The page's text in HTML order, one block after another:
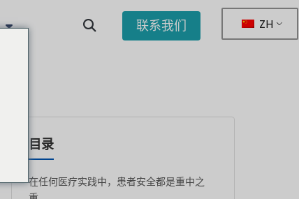
联系我们 ZH
目录
在任何医疗实践中，患者安全都是重中之